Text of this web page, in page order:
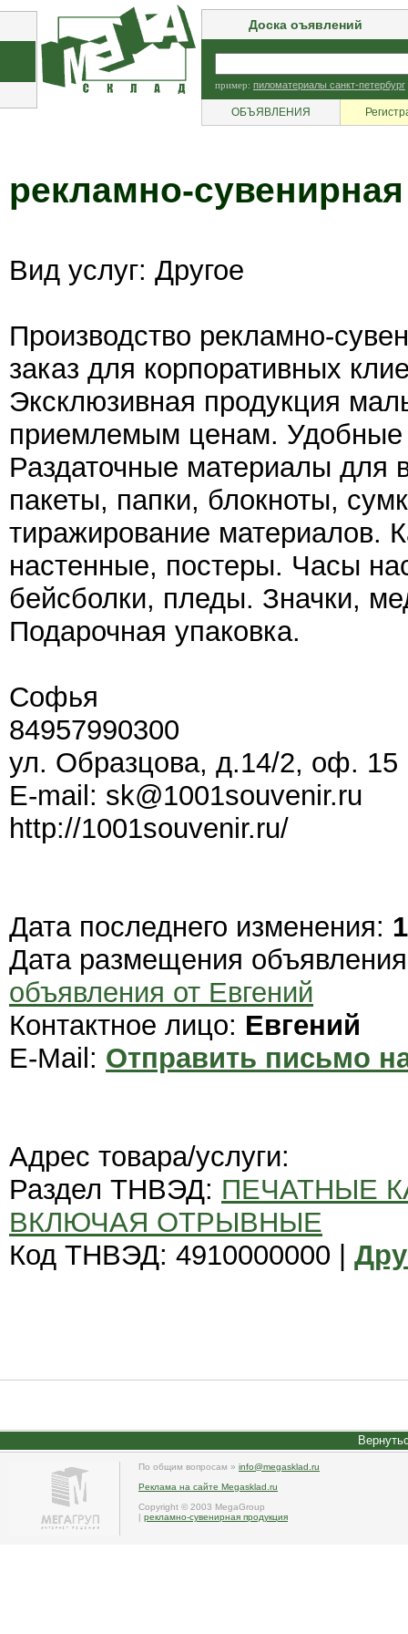
Доска оъявлений
пример: пиломатериалы санкт-петербург
ОБЪЯВЛЕНИЯ
рекламно-
Вид услуг: Другое
Производство рекламно-
заказ для корпоративных
Эксклюзивная продукция
приемлемым ценам. Удобные
Раздаточные материалы для
пакеты, папки, блокноты,
тиражирование материалов.
настенные, постеры. Часы
бейсболки, пледы. Значки,
Подарочная упаковка.
Софья
84957990300
ул. Образцова, д.14/2, оф. 15
E-mail: sk@1001souvenir.ru
http://1001souvenir.ru/
Дата последнего изменения:
Дата размещения
объявления от Евгений
Контактное лицо: Евгений
E-Mail: Отправить письмо
Адрес товара/услуги:
Раздел ТНВЭД: ПЕЧАТНЫЕ
ВКЛЮЧАЯ ОТРЫВНЫЕ
Код ТНВЭД: 4910000000 |
По общим вопросам » info@megasklad.ru
Реклама на сайте Megasklad.ru
Copyright © 2003 MegaGroup
| рекламно-сувенирная продукция